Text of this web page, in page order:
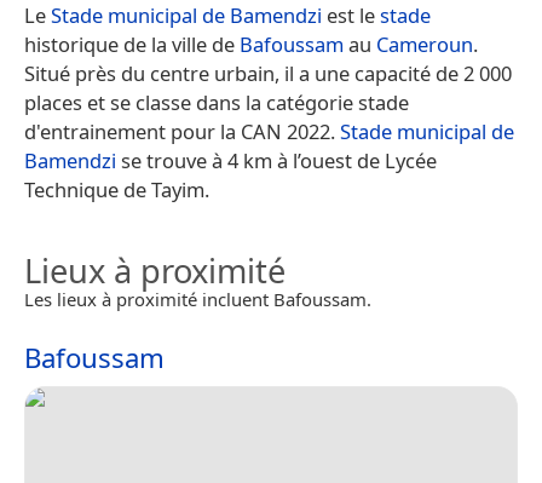
LeStade municipal de Bamendzi est lestade
historique de la ville de Bafoussam au Cameroun.
Situé près du centre urbain, il a une capacité de 2 000
places et se classe dans la catégorie stade
d'entrainement pour la CAN 2022.Stade municipal de
Bamendzi se trouve à 4 km à l’ouest de Lycée
Technique de Tayim.
Lieux à proximité
Les lieux à proximité incluent Bafoussam.
Bafoussam